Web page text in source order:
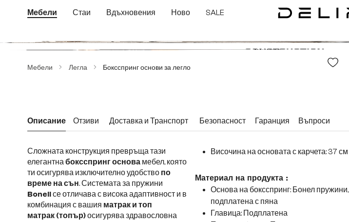
към основното съдържание
Преминете към търсенето
Преминете към основната навигация
Мебели Стаи Вдъхновения Ново SALE
Мебели Легла Боксспринг основи за легло
Описание Отзиви Доставка и Транспорт Безопасност Гаранция Въпроси
Сложната конструкция превръща тази
елегантна боксспринг основа мебел, която
ти осигурява изключително удобство по
време на сън.Системата за пружини
Bonellсе отличава с висока адаптивност и в
комбинация с вашия матрак и топ
матрак (топър)осигурява здравословна
Височина на основата с карчета: 37 см
Материал на продукта :
Основа на боксспринг: Бонел пружини,
подплатена с пяна
Главица: Подплатена